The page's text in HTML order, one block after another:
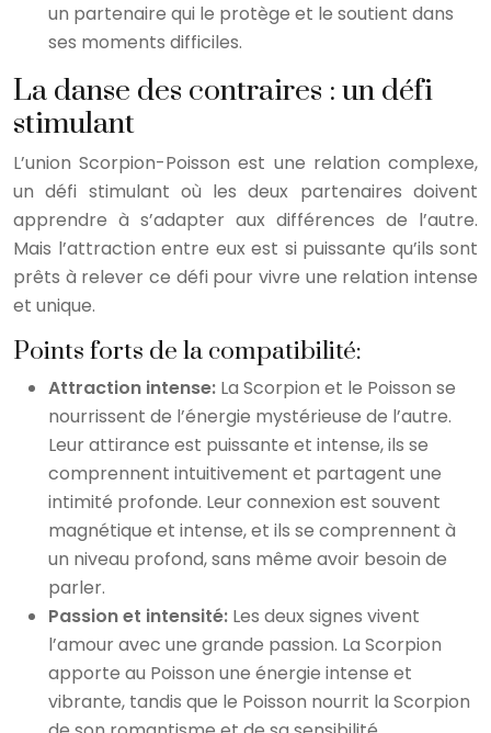
un partenaire qui le protège et le soutient dans
ses moments difficiles.
La danse des contraires : un défi
stimulant
L’union Scorpion-Poisson est une relation complexe,
un défi stimulant où les deux partenaires doivent
apprendre à s’adapter aux différences de l’autre.
Mais l’attraction entre eux est si puissante qu’ils sont
prêts à relever ce défi pour vivre une relation intense
et unique.
Points forts de la compatibilité:
Attraction intense: La Scorpion et le Poisson se
nourrissent de l’énergie mystérieuse de l’autre.
Leur attirance est puissante et intense, ils se
comprennent intuitivement et partagent une
intimité profonde. Leur connexion est souvent
magnétique et intense, et ils se comprennent à
un niveau profond, sans même avoir besoin de
parler.
Passion et intensité: Les deux signes vivent
l’amour avec une grande passion. La Scorpion
apporte au Poisson une énergie intense et
vibrante, tandis que le Poisson nourrit la Scorpion